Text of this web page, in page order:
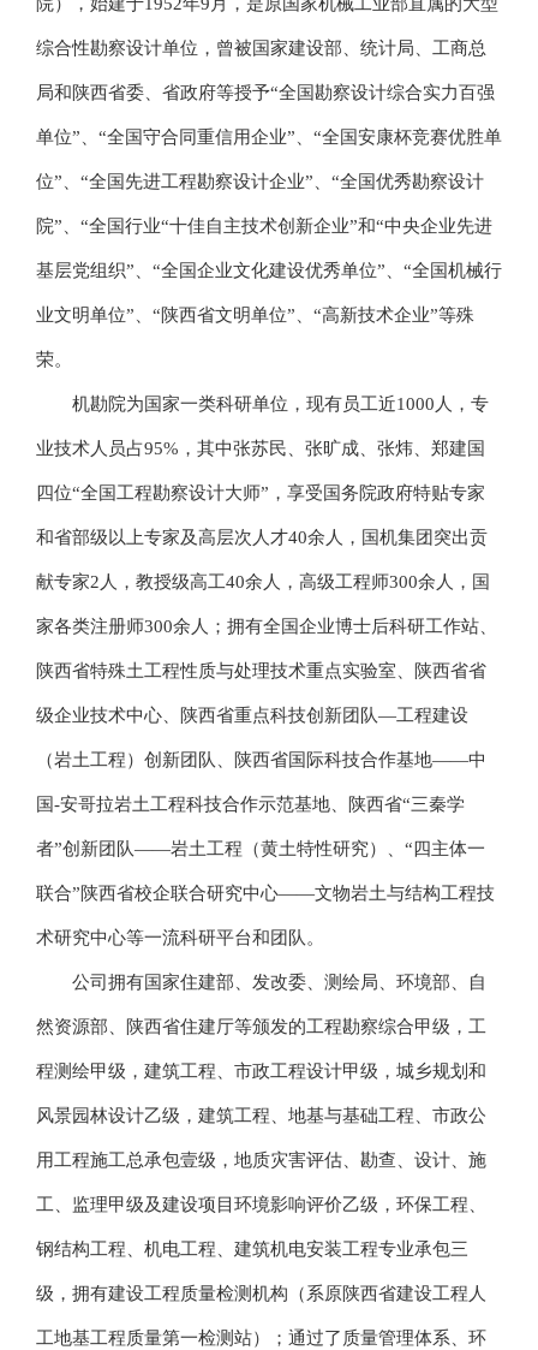
综合性勘察设计单位，曾被国家建设部、统计局、工商总
局和陕西省委、省政府等授予“全国勘察设计综合实力百强
单位”、“全国守合同重信用企业”、“全国安康杯竞赛优胜单
位”、“全国先进工程勘察设计企业”、“全国优秀勘察设计
院”、“全国行业“十佳自主技术创新企业”和“中央企业先进
基层党组织”、“全国企业文化建设优秀单位”、“全国机械行
业文明单位”、“陕西省文明单位”、“高新技术企业”等殊
荣。
机勘院为国家一类科研单位，现有员工近1000人，专
业技术人员占95%，其中张苏民、张旷成、张炜、郑建国
四位“全国工程勘察设计大师”，享受国务院政府特贴专家
和省部级以上专家及高层次人才40余人，国机集团突出贡
献专家2人，教授级高工40余人，高级工程师300余人，国
家各类注册师300余人；拥有全国企业博士后科研工作站、
陕西省特殊土工程性质与处理技术重点实验室、陕西省省
级企业技术中心、陕西省重点科技创新团队—工程建设
（岩土工程）创新团队、陕西省国际科技合作基地——中
国-安哥拉岩土工程科技合作示范基地、陕西省“三秦学
者”创新团队——岩土工程（黄土特性研究）、“四主体一
联合”陕西省校企联合研究中心——文物岩土与结构工程技
术研究中心等一流科研平台和团队。
公司拥有国家住建部、发改委、测绘局、环境部、自
然资源部、陕西省住建厅等颁发的工程勘察综合甲级，工
程测绘甲级，建筑工程、市政工程设计甲级，城乡规划和
风景园林设计乙级，建筑工程、地基与基础工程、市政公
用工程施工总承包壹级，地质灾害评估、勘查、设计、施
工、监理甲级及建设项目环境影响评价乙级，环保工程、
钢结构工程、机电工程、建筑机电安装工程专业承包三
级，拥有建设工程质量检测机构（系原陕西省建设工程人
工地基工程质量第一检测站）；通过了质量管理体系、环